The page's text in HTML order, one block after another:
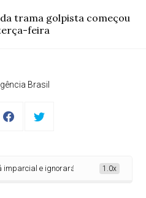
trama golpista começou
feira
Brasil
e ignorará pressões ao julgar
1.0x